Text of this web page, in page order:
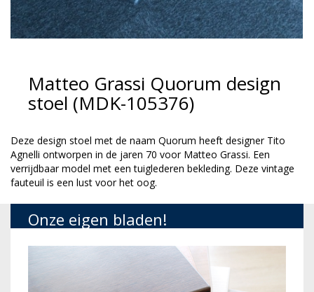
Matteo Grassi Quorum design
stoel (MDK-105376)
Deze design stoel met de naam Quorum heeft designer Tito
Agnelli ontworpen in de jaren 70 voor Matteo Grassi. Een
verrijdbaar model met een tuiglederen bekleding. Deze vintage
fauteuil is een lust voor het oog.
Onze eigen bladen!